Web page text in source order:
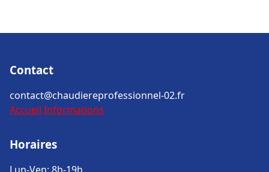
Contact
contact@chaudiereprofessionnel-02.fr
Accueil Informations
Horaires